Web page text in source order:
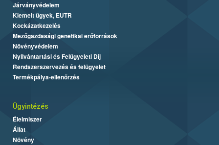
Járványvédelem
Kiemelt ügyek, EUTR
Kockázatkezelés
Mezőgazdasági genetikai erőforrások
Növényvédelem
Nyilvántartási és Felügyeleti Díj
Rendszerszervezés és felügyelet
Termékpálya-ellenőrzés
Ügyintézés
Élelmiszer
Állat
Növény